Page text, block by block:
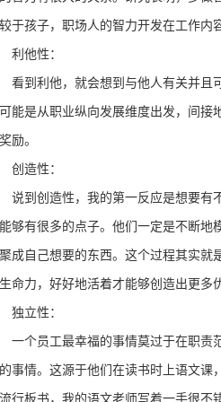
于孩子，职场人的智力开发在工作内
他性：
利他，就会想到与他人有关并且可
能是从职业纵向发展维度出发，间接
励。
造性：
创造性，我的第一反应是想要有不
够有很多的点子。他们一定是不断地
成自己想要的东西。这个过程其实就
命力，好好地活着才能够创造出更多
立性：
员工最幸福的事情莫过于在职责范
事情。这源于他们在读书时上语文课
行板书，我的语文老师写着一手很不